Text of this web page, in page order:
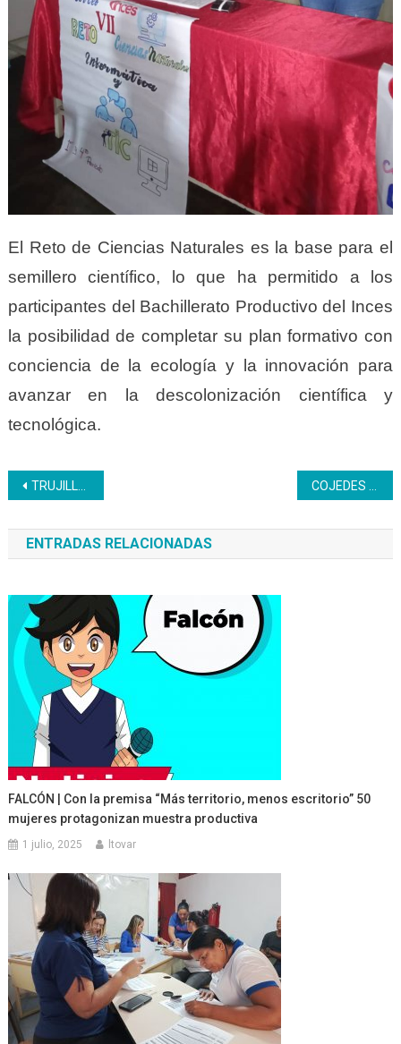
El Reto de Ciencias Naturales es la base para el
semillero científico, lo que ha permitido a los
participantes del Bachillerato Productivo del Inces
la posibilidad de completar su plan formativo con
conciencia de la ecología y la innovación para
avanzar en la descolonización científica y
tecnológica.
Navegación
de
entradas
TRUJILLO | La unidad curricular Zapatería llega a su fin
ENTRADAS RELACIONADAS
FALCÓN | Con la premisa “Más territorio, menos escritorio” 50
mujeres protagonizan muestra productiva
1 julio, 2025 ltovar